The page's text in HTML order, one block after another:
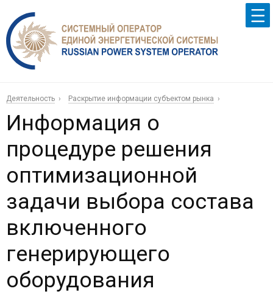
Деятельность Раскрытие информации субъектом рынка
Информация о
процедуре решения
оптимизационной
задачи выбора состава
включенного
генерирующего
оборудования